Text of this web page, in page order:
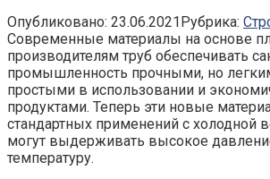
Опубликовано: 23.06.2021Рубрика:
Современные материалы на основе
производителям труб обеспечивать
промышленность прочными, но
простыми в использовании и
продуктами. Теперь эти новые
стандартных применений с холодной
могут выдерживать высокое
температуру.